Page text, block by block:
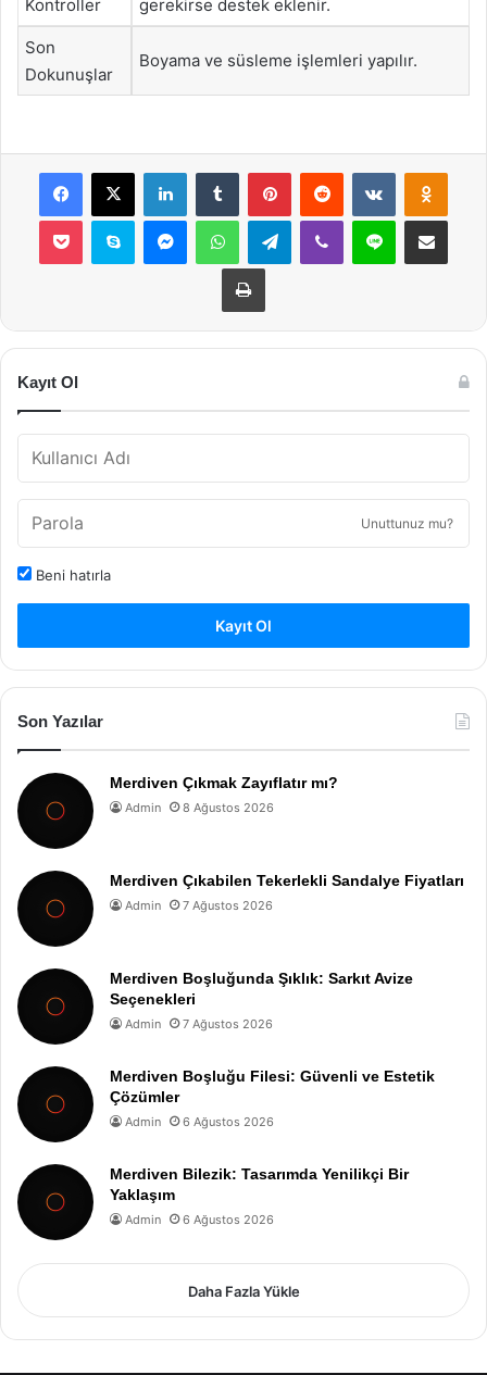
Kontroller
gerekirse destek eklenir.
Son
Dokunuşlar
Boyama ve süsleme işlemleri yapılır.
Facebook
X LinkedInTumblr PinterestReddit VKontakte
Pocket Skype MessengerWhatsAppTelegramViber Line E-Posta ile
Yazdır
Kayıt Ol
Unuttunuz mu?
Beni hatırla
Kayıt Ol
Son Yazılar
Merdiven Çıkmak Zayıflatır mı?
Admin 8 Ağustos 2026
Merdiven Çıkabilen Tekerlekli Sandalye Fiyatları
Admin 7 Ağustos 2026
Merdiven Boşluğunda Şıklık: Sarkıt Avize
Seçenekleri
Admin 7 Ağustos 2026
Merdiven Boşluğu Filesi: Güvenli ve Estetik
Çözümler
Admin 6 Ağustos 2026
Merdiven Bilezik: Tasarımda Yenilikçi Bir
Yaklaşım
Admin 6 Ağustos 2026
Daha Fazla Yükle